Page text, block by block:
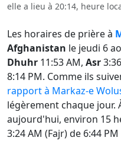
elle a lieu à 20:14, heure
Les horaires de prière à
Afghanistan le jeudi 6
Dhuhr 11:53 AM, Asr
8:14 PM. Comme ils
rapport à Markaz-e
légèrement chaque jour.
aujourd'hui, environ 15
3:24 AM (Fajr) de 6:44